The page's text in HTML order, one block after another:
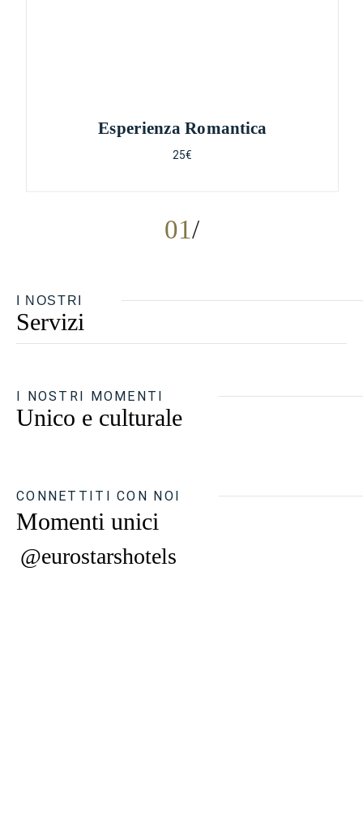
01
Esperienza Romantica
25€
I NOSTRI
Servizi
I NOSTRI MOMENTI
Unico e culturale
CONNETTITI CON NOI
Momenti unici
@eurostarshotels